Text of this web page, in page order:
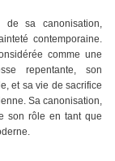
sa canonisation,
contemporaine.
comme une
repentante, son
et sa vie de sacrifice
Sa canonisation,
son rôle en tant que